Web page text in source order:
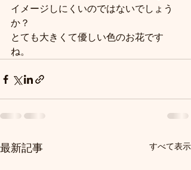
イメージしにくいのではないでしょう
か？
とても大きくて優しい色のお花です
ね。
最新記事 すべて表示